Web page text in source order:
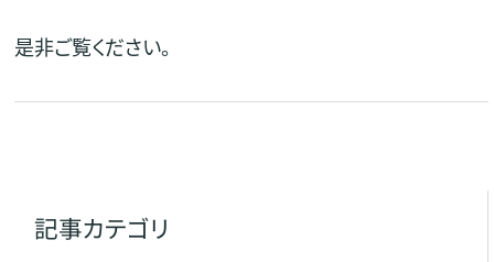
是非ご覧ください。
記事カテゴリ